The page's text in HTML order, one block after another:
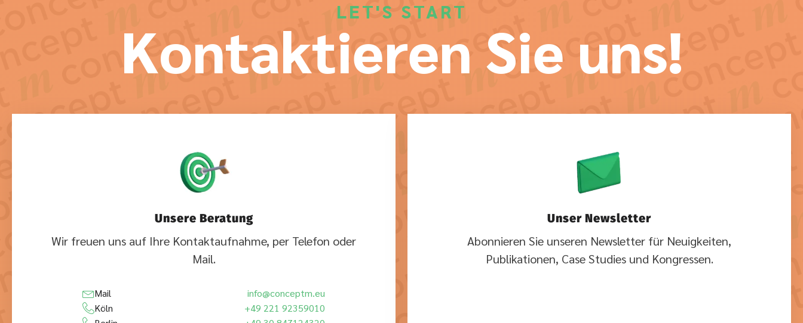
LET'S START
Kontaktieren Sie uns!
Unsere Beratung
Wir freuen uns auf Ihre Kontaktaufnahme, per Telefon oder
Mail.
Mail
info@conceptm.eu
Köln
+49 221 92359010
Unser Newsletter
Abonnieren Sie unseren Newsletter für Neuigkeiten,
Publikationen, Case Studies und Kongressen.